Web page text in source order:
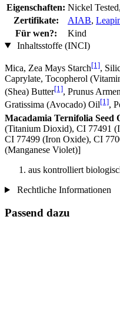
Eigenschaften: Nickel
Zertifikate:
AIAB,
Für wen?:
Kind
Inhaltsstoffe (INCI)
Mica, Zea Mays Starch[1],
Caprylate, Tocopherol
(Shea) Butter[1], Prunus
Gratissima (Avocado) Oil[1],
Macadamia Ternifolia Seed
(Titanium Dioxid), CI 77491
CI 77499 (Iron Oxide), CI
(Manganese Violet)]
aus kontrolliert
Rechtliche Informationen
Passend dazu